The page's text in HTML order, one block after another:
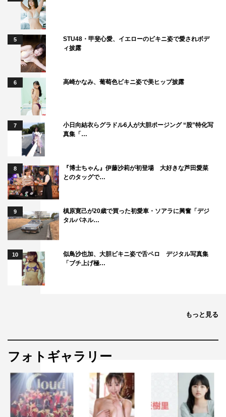
5
STU48・甲斐心愛、イエローのビキニ姿で愛されボデ
ィ披露
6 高崎かなみ、葡萄色ビキニ姿で美ヒップ披露
7
小日向結衣らグラドル6人が大胆ポージング “股”特化写
真集「…
8
『博士ちゃん』伊藤沙莉が初登場 大好きな芦田愛菜
とのタッグで…
9
槙原寛己が20歳で買った初愛車・ソアラに興奮「デジ
タルパネル…
10
似鳥沙也加、大胆ビキニ姿で舌ペロ デジタル写真集
「ブチ上げ極…
もっと見る
フォトギャラリー